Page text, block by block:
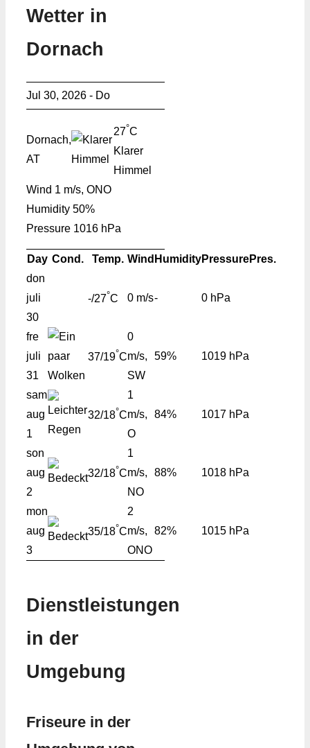
Wetter in
Dornach
Jul 30, 2026 - Do
Dornach,
AT
27°C
Klarer
Himmel
Wind 1 m/s, ONO
Humidity 50%
Pressure 1016 hPa
Day Cond. Temp. Wind HumidityPressurePres.
don
juli
30
-/27°C 0 m/s- 0 hPa
fre
juli
31
37/19°C
0
m/s,
SW
59% 1019 hPa
sam
aug
1
32/18°C
1
m/s,
O
84% 1017 hPa
son
aug
2
32/18°C
1
m/s,
NO
88% 1018 hPa
mon
aug
3
35/18°C
2
m/s,
ONO
82% 1015 hPa
Dienstleistungen
in der
Umgebung
Friseure in der